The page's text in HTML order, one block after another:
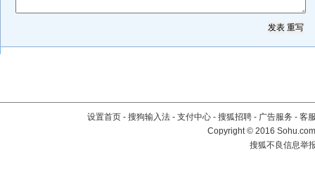
设置首页 - 搜狗输入法 - 支付中心 - 搜狐招聘 - 广告服务 - 客
Copyright©2016
搜狐不良信息举